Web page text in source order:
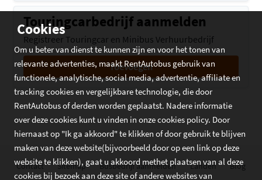
Cookies
Om u beter van dienst te kunnen zijn en voor het tonen van
relevante advertenties, maakt RentAutobus gebruik van
functionele, analytische, social media, advertentie, affiliate en
tracking cookies en vergelijkbare technologie, die door
RentAutobus of derden worden geplaatst. Nadere informatie
over deze cookies kunt u vinden in onze cookies policy. Door
hiernaast op "Ik ga akkoord" te klikken of door gebruik te blijven
maken van deze website(bijvoorbeeld door op een link op deze
website te klikken), gaat u akkoord methet plaatsen van al deze
cookies bij bezoek aan deze site of andere websites van
Touringcarbedrijf aanmelden
Registreer Touringcar en Minibus Verhuurbedrijf
Toevoegen
Contact Sitemap Busbedrijf aanmelden Landen Blog